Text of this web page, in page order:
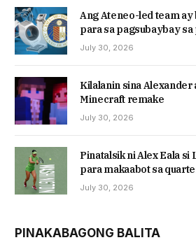
Ang Ateneo-led team
para sa pagsubaybay sa
July 30, 2026
Kilalanin sina Alexander
Minecraft remake
July 30, 2026
Pinatalsik ni Alex Eala si
para makaabot sa
July 30, 2026
PINAKABAGONG BALITA